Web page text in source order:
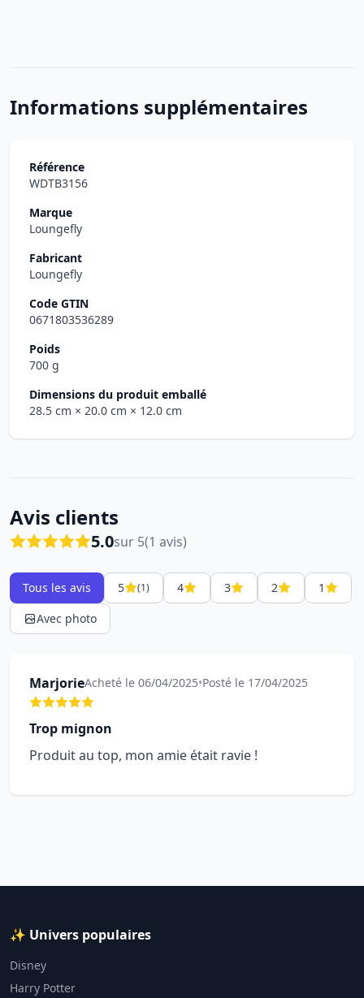
Informations supplémentaires
Référence
WDTB3156
Marque
Loungefly
Fabricant
Loungefly
Code GTIN
0671803536289
Poids
700 g
Dimensions du produit emballé
28.5 cm × 20.0 cm × 12.0 cm
Avis clients
5.0sur 5(1 avis)
Tous les avis 5 (1) 4 3 2
1
Avec photo
MarjorieAcheté le 06/04/2025•Posté le 17/04/2025
Trop mignon
Produit au top, mon amie était ravie !
✨ Univers populaires
Disney
Harry Potter